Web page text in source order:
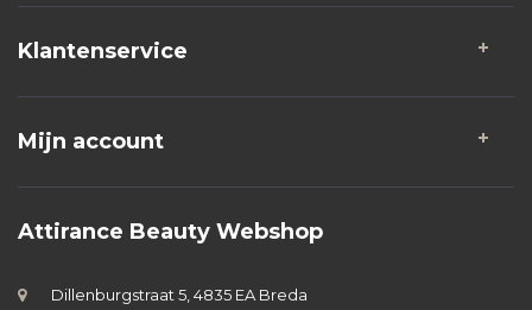
Klantenservice
Mijn account
Attirance Beauty Webshop
Dillenburgstraat 5, 4835 EA Breda